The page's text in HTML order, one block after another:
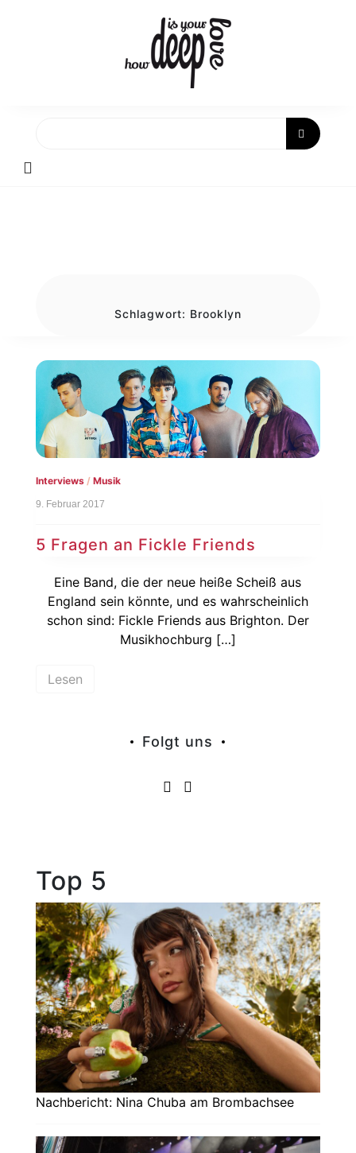
Schlagwort: Brooklyn
Interviews/ Musik
9. Februar 2017
5 Fragen an Fickle Friends
Eine Band, die der neue heiße Scheiß aus
England sein könnte, und es wahrscheinlich
schon sind: Fickle Friends aus Brighton. Der
Musikhochburg […]
Lesen
Folgt uns
Top 5
Nachbericht: Nina Chuba am Brombachsee